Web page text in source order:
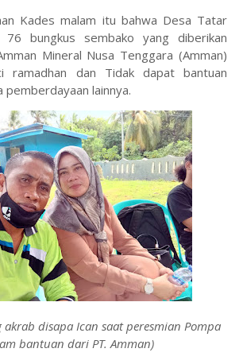
Kades malam itu bahwa Desa Tatar
76 bungkus sembako yang diberikan
Mineral Nusa Tenggara (Amman)
ramadhan dan Tidak dapat bantuan
lainnya.
akrab disapa Ican saat peresmian Pompa
bantuan dari PT. Amman)